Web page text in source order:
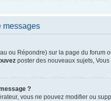
messages
ou Répondre) sur la page du forum
poster des nouveaux sujets, Vous
?
vous ne pouvez modifier ou